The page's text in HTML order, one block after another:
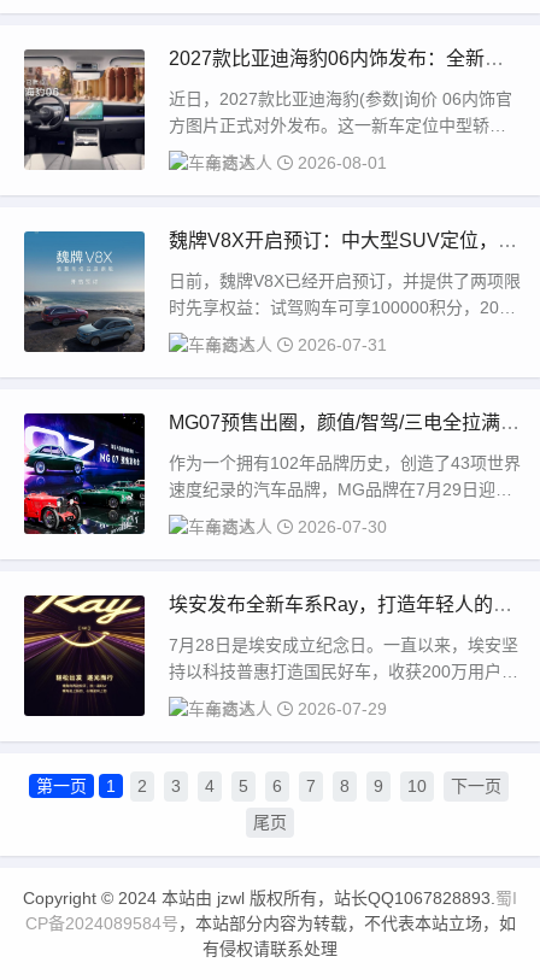
2027款比亚迪海豹06内饰发布：全新岛
台 内嵌仪表 烤漆面板
近日，2027款比亚迪海豹(参数|询价 06内饰官
方图片正式对外发布。这一新车定位中型轿
车，在内外造型层面均完成多项优化升级。座...
车商达人 2026-08-01
魏牌V8X开启预订：中大型SUV定位，插
混动力，综合续航1659km
日前，魏牌V8X已经开启预订，并提供了两项限
时先享权益：试驾购车可享100000积分，2000
元订金抵5000元购车尾款。魏牌V...
车商达人 2026-07-31
MG07预售出圈，颜值/智驾/三电全拉满，
12.59万起开启轿跑平权！
作为一个拥有102年品牌历史，创造了43项世界
速度纪录的汽车品牌，MG品牌在7月29日迎来
了华丽转身时刻，MG07在当日宣布预售...
车商达人 2026-07-30
埃安发布全新车系Ray，打造年轻人的超
级纯电轿车Ray 7
7月28日是埃安成立纪念日。一直以来，埃安坚
持以科技普惠打造国民好车，收获200万用户认
可。站在第十年的开端，埃安正式发布全新车...
车商达人 2026-07-29
第一页 1 2 3 4 5 6 7 8 9 10
下一页
尾页
Copyright © 2024 本站由 jzwl 版权所有，站长QQ1067828893. 蜀I
CP备2024089584号，本站部分内容为转载，不代表本站立场，如
有侵权请联系处理